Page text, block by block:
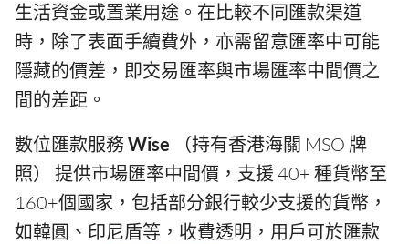
生活資金或置業用途。在比較不同匯款渠道
時，除了表面手續費外，亦需留意匯率中可能
隱藏的價差，即交易匯率與市場匯率中間價之
間的差距。
數位匯款服務Wise （持有香港海關 MSO 牌
照） 提供市場匯率中間價，支援 40+ 種貨幣至
160+個國家，包括部分銀行較少支援的貨幣，
如韓圓、印尼盾等，收費透明，用戶可於匯款